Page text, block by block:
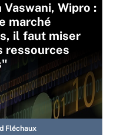
Vaswani, Wipro :
marché
il faut miser
ressources
Fléchaux